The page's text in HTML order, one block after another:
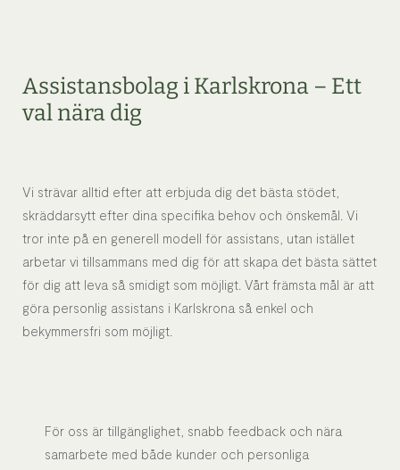
Assistansbolag i Karlskrona – Ett
val nära dig
Vi strävar alltid efter att erbjuda dig det bästa stödet,
skräddarsytt efter dina specifika behov och önskemål. Vi
tror inte på en generell modell för assistans, utan istället
arbetar vi tillsammans med dig för att skapa det bästa sättet
för dig att leva så smidigt som möjligt. Vårt främsta mål är att
göra personlig assistans i Karlskrona så enkel och
bekymmersfri som möjligt.
För oss är tillgänglighet, snabb feedback och nära
samarbete med både kunder och personliga